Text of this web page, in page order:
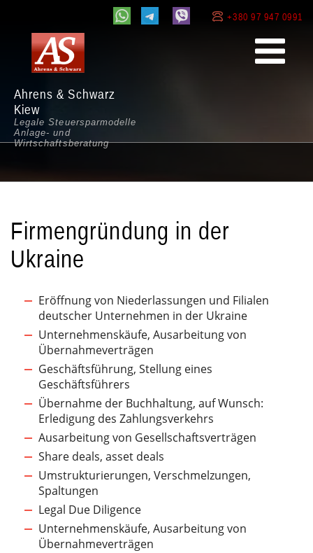
Ahrens & Schwarz
Kiew
Legale Steuersparmodelle
Anlage- und
Wirtschaftsberatung
+380 97 947 0991
Firmengründung in der
Ukraine
Eröffnung von Niederlassungen und Filialen
deutscher Unternehmen in der Ukraine
Unternehmenskäufe, Ausarbeitung von
Übernahmeverträgen
Geschäftsführung, Stellung eines
Geschäftsführers
Übernahme der Buchhaltung, auf Wunsch:
Erledigung des Zahlungsverkehrs
Ausarbeitung von Gesellschaftsverträgen
Share deals, asset deals
Umstrukturierungen, Verschmelzungen,
Spaltungen
Legal Due Diligence
Unternehmenskäufe, Ausarbeitung von
Übernahmeverträgen